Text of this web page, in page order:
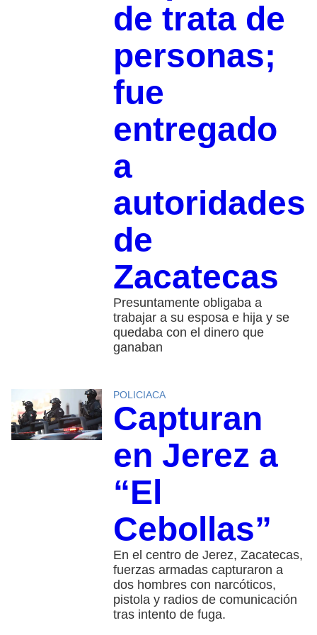
de trata de
personas;
fue
entregado
a
autoridades
de
Zacatecas
Presuntamente obligaba a
trabajar a su esposa e hija y se
quedaba con el dinero que
ganaban
POLICIACA
Capturan
en Jerez a
“El
Cebollas”
En el centro de Jerez, Zacatecas,
fuerzas armadas capturaron a
dos hombres con narcóticos,
pistola y radios de comunicación
tras intento de fuga.